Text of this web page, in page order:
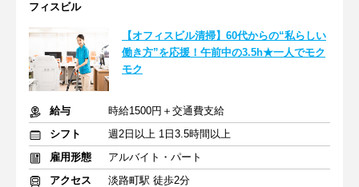
フィスビル
【オフィスビル清掃】60代からの“私らしい
働き方”を応援！午前中の3.5h★一人でモク
モク
給与
時給1500円＋交通費支給
シフト
週2日以上 1日3.5時間以上
雇用形態
アルバイト・パート
アクセス
淡路町駅 徒歩2分